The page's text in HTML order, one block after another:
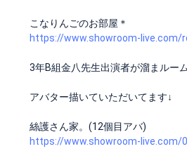
こなりんごのお部屋＊
https://www.showroom-live.com/
3年B組金八先生出演者が溜まルー
アバター描いていただいてます↓
絲護さん家。(12個目アバ)
https://www.showroom-live.com/